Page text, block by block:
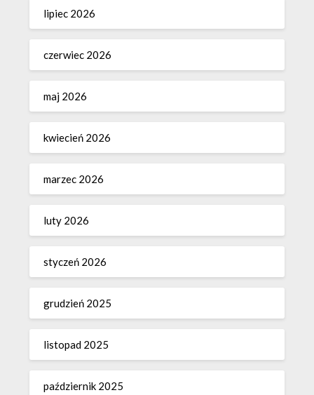
lipiec 2026
czerwiec 2026
maj 2026
kwiecień 2026
marzec 2026
luty 2026
styczeń 2026
grudzień 2025
listopad 2025
październik 2025